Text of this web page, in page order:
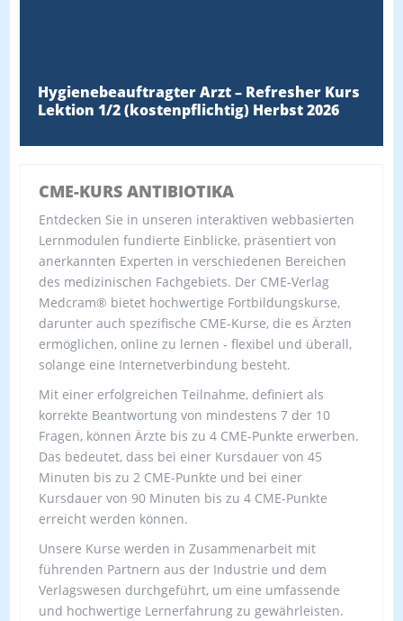
Hygienebeauftragter Arzt – Refresher Kurs
Lektion 1/2 (kostenpflichtig) Herbst 2026
CME-KURS ANTIBIOTIKA
Entdecken Sie in unseren interaktiven webbasierten
Lernmodulen fundierte Einblicke, präsentiert von
anerkannten Experten in verschiedenen Bereichen
des medizinischen Fachgebiets. Der CME-Verlag
Medcram® bietet hochwertige Fortbildungskurse,
darunter auch spezifische CME-Kurse, die es Ärzten
ermöglichen, online zu lernen - flexibel und überall,
solange eine Internetverbindung besteht.
Mit einer erfolgreichen Teilnahme, definiert als
korrekte Beantwortung von mindestens 7 der 10
Fragen, können Ärzte bis zu 4 CME-Punkte erwerben.
Das bedeutet, dass bei einer Kursdauer von 45
Minuten bis zu 2 CME-Punkte und bei einer
Kursdauer von 90 Minuten bis zu 4 CME-Punkte
erreicht werden können.
Unsere Kurse werden in Zusammenarbeit mit
führenden Partnern aus der Industrie und dem
Verlagswesen durchgeführt, um eine umfassende
und hochwertige Lernerfahrung zu gewährleisten.